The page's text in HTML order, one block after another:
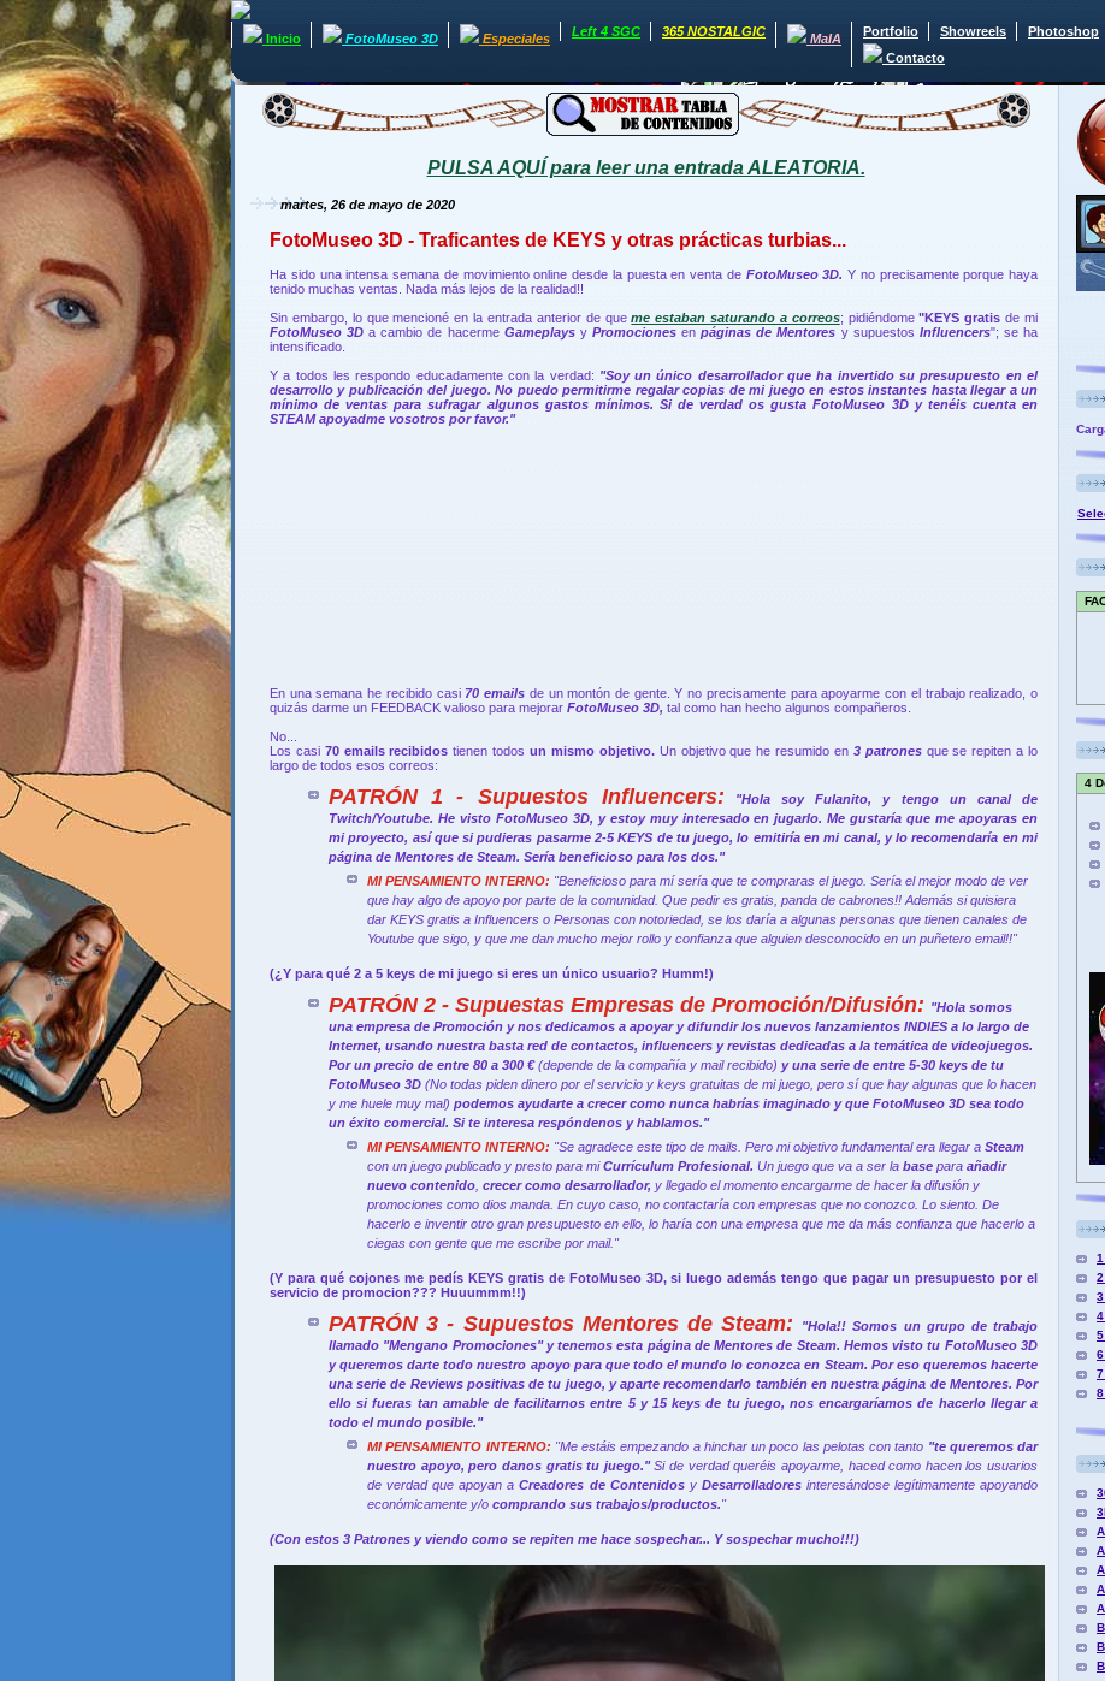
Inicio FotoMuseo 3D Especiales Left 4 SGC 365 NOSTALGIC MaIA Portfolio Showreels Photoshop
Contacto
PULSA AQUÍ para leer una entrada ALEATORIA.
martes, 26 de mayo de 2020
FotoMuseo 3D - Traficantes de KEYS y otras prácticas turbias...
Ha sido una intensa semana de movimiento online desde la puesta en venta de FotoMuseo 3D. Y no precisamente porque haya
tenido muchas ventas. Nada más lejos de la realidad!!
Sin embargo, lo que mencioné en la entrada anterior de queme estaban saturando a correos; pidiéndome"KEYS gratisde mi
FotoMuseo 3Da cambio de hacerme Gameplays y Promocionesenpáginas de Mentores y supuestos Influencers"; se ha
intensificado.
Y a todos les respondo educadamente con la verdad: "Soy un único desarrollador que ha invertido su presupuesto en el
desarrollo y publicación del juego. No puedo permitirme regalar copias de mi juego en estos instantes hasta llegar a un
mínimo de ventas para sufragar algunos gastos mínimos. Si de verdad os gusta FotoMuseo 3D y tenéis cuenta en
STEAM apoyadme vosotros por favor."
En una semana he recibido casi 70 emails de un montón de gente. Y no precisamente para apoyarme con el trabajo realizado, o
quizás darme un FEEDBACK valioso para mejorar FotoMuseo 3D, tal como han hecho algunos compañeros.
No...
Los casi 70 emails recibidostienen todosun mismo objetivo. Un objetivo que he resumido en 3 patrones que se repiten a lo
largo de todos esos correos:
PATRÓN 1 - Supuestos Influencers: "Hola soy Fulanito, y tengo un canal de
Twitch/Youtube. He visto FotoMuseo 3D, y estoy muy interesado en jugarlo. Me gustaría que me apoyaras en
mi proyecto, así que si pudieras pasarme 2-5 KEYS de tu juego, lo emitiría en mi canal, y lo recomendaría en mi
página de Mentores de Steam. Sería beneficioso para los dos."
MI PENSAMIENTO INTERNO: "Beneficioso para mí sería que te compraras el juego. Sería el mejor modo de ver
que hay algo de apoyo por parte de la comunidad. Que pedir es gratis, panda de cabrones!! Además si quisiera
dar KEYS gratis a Influencers o Personas con notoriedad, se los daría a algunas personas que tienen canales de
Youtube que sigo, y que me dan mucho mejor rollo y confianza que alguien desconocido en un puñetero email!!"
(¿Y para qué 2 a 5 keys de mi juego si eres un único usuario? Humm!)
PATRÓN 2 - Supuestas Empresas de Promoción/Difusión: "Hola somos
una empresa de Promoción y nos dedicamos a apoyar y difundir los nuevos lanzamientos INDIES a lo largo de
Internet, usando nuestra basta red de contactos, influencers y revistas dedicadas a la temática de videojuegos.
Por un precio de entre 80 a 300 €(depende de la compañía y mail recibido) y una serie de entre 5-30 keys de tu
FotoMuseo 3D (No todas piden dinero por el servicio y keys gratuitas de mi juego, pero sí que hay algunas que lo hacen
y me huele muy mal) podemos ayudarte a crecer como nunca habrías imaginado y que FotoMuseo 3D sea todo
un éxito comercial. Si te interesa respóndenos y hablamos."
MI PENSAMIENTO INTERNO: "Se agradece este tipo de mails. Pero mi objetivo fundamental era llegar a Steam
con un juego publicado y presto para miCurrículum Profesional. Un juego que va a ser la base para añadir
nuevo contenido crecer como desarrollador, y llegado el momento encargarme de hacer la difusión y
promociones como dios manda. En cuyo caso, no contactaría con empresas que no conozco. Lo siento. De
hacerlo e inventir otro gran presupuesto en ello, lo haría con una empresa que me da más confianza que hacerlo a
ciegas con gente que me escribe por mail."
(Y para qué cojones me pedís KEYS gratis de FotoMuseo 3D, si luego además tengo que pagar un presupuesto por el
servicio de promocion??? Huuummm!!)
PATRÓN 3 - Supuestos Mentores de Steam:
"Hola!! Somos un grupo de trabajo
llamado "Mengano Promociones" y tenemos esta página de Mentores de Steam. Hemos visto tu FotoMuseo 3D
y queremos darte todo nuestro apoyo para que todo el mundo lo conozca en Steam. Por eso queremos hacerte
una serie de Reviews positivas de tu juego, y aparte recomendarlo también en nuestra página de Mentores. Por
ello si fueras tan amable de facilitarnos entre 5 y 15 keys de tu juego, nos encargaríamos de hacerlo llegar a
todo el mundo posible."
MI PENSAMIENTO INTERNO: "Me estáis empezando a hinchar un poco las pelotas con tanto "te queremos dar
nuestro apoyo, pero danos gratis tu juego."Si de verdad queréis apoyarme, haced como hacen los usuarios
de verdad que apoyan aCreadores de Contenidosy Desarrolladores interesándose legítimamente apoyando
económicamente y/o comprando sus trabajos/productos."
(Con estos 3 Patrones y viendo como se repiten me hace sospechar... Y sospechar mucho!!!)
4